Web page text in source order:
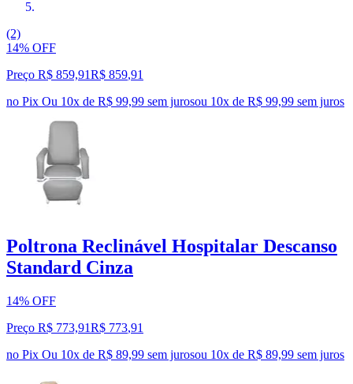
(2)
14% OFF
Preço R$ 859,91R$ 859,91
no Pix Ou 10x de R$ 99,99 sem jurosou 10x de R$ 99,99 sem juros
Poltrona Reclinável Hospitalar Descanso
Standard Cinza
14% OFF
Preço R$ 773,91R$ 773,91
no Pix Ou 10x de R$ 89,99 sem jurosou 10x de R$ 89,99 sem juros